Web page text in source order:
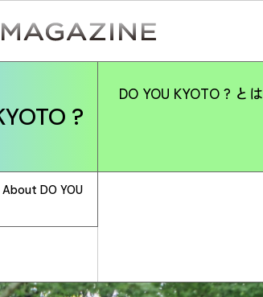
?
About DO YOU
DO YOU KYOTO ? とは